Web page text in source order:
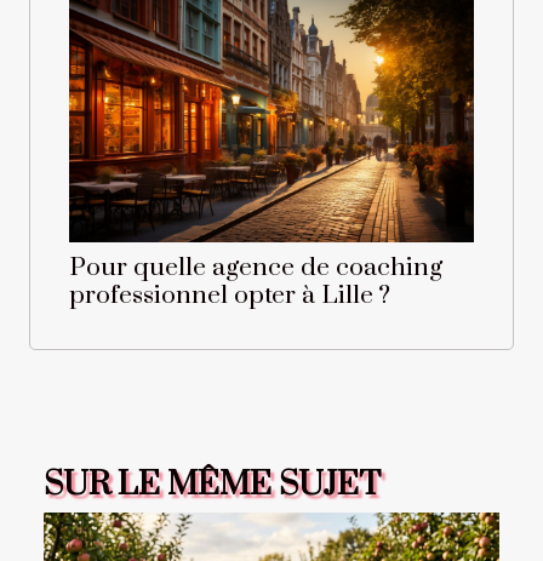
Pour quelle agence de coaching
professionnel opter à Lille ?
SUR LE MÊME SUJET